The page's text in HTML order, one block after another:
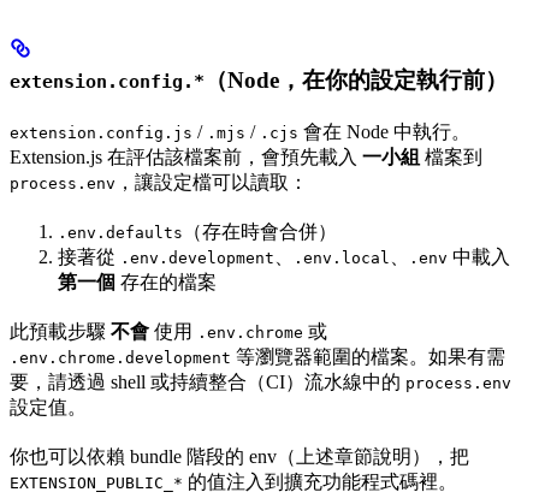
extension.config.* （Node，在你的設定執行前）
extension.config.js / .mjs / .cjs 會在 Node 中執行。
Extension.js 在評估該檔案前，會預先載入 一小組 檔案到
process.env ，讓設定檔可以讀取：
.env.defaults
（存在時會合併）
接著從 .env.development 、 .env.local 、 .env 中載入
第一個 存在的檔案
此預載步驟 不會 使用 .env.chrome 或
.env.chrome.development 等瀏覽器範圍的檔案。如果有需
要，請透過 shell 或持續整合（CI）流水線中的 process.env
設定值。
你也可以依賴 bundle 階段的 env（上述章節說明），把
EXTENSION_PUBLIC_* 的值注入到擴充功能程式碼裡。